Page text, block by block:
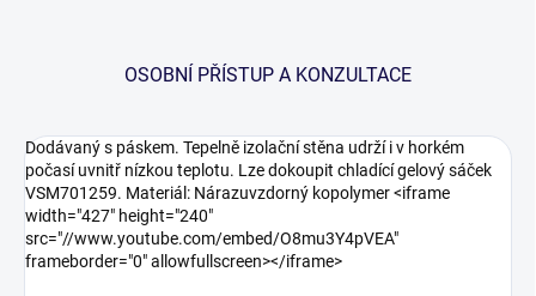
OSOBNÍ PŘÍSTUP A KONZULTACE
Dodávaný s páskem. Tepelně izolační stěna udrží i v horkém
počasí uvnitř nízkou teplotu. Lze dokoupit chladící gelový sáček
VSM701259. Materiál: Nárazuvzdorný kopolymer <iframe
width="427" height="240"
src="//www.youtube.com/embed/O8mu3Y4pVEA"
frameborder="0" allowfullscreen></iframe>